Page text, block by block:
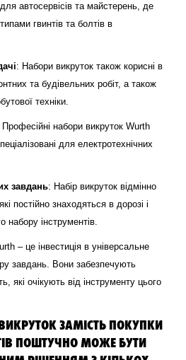
автосервісів та майстерень, де
гвинтів та болтів в
: Набори викруток також корисні в
та будівельних робіт, а також
техніки.
Професійні набори викруток Wurth
для електротехнічних
завдань: Набір викруток відмінно
постійно знаходяться в дорозі і
набору інструментів.
– це інвестиція в універсальне
завдань. Вони забезпечують
які очікують від інструменту цього
ЗАМІСТЬ ПОКУПКИ
ПОШТУЧНО МОЖЕ БУТИ